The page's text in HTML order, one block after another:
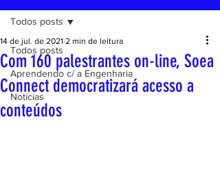
Todos posts
Aprendendo c/ a Engenharia
Notícias
Todos posts
Com 160 palestrantes on-line, Soea
Connect democratizará acesso a
conteúdos
14 de jul. de 2021 2 min de leitura